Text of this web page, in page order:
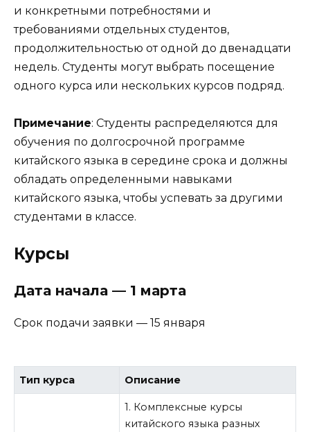
и конкретными потребностями и
требованиями отдельных студентов,
продолжительностью от одной до двенадцати
недель. Студенты могут выбрать посещение
одного курса или нескольких курсов подряд.
Примечание: Студенты распределяются для
обучения по долгосрочной программе
китайского языка в середине срока и должны
обладать определенными навыками
китайского языка, чтобы успевать за другими
студентами в классе.
Курсы
Дата начала — 1 марта
Срок подачи заявки — 15 января
Тип курса Описание
1. Комплексные курсы
китайского языка разных